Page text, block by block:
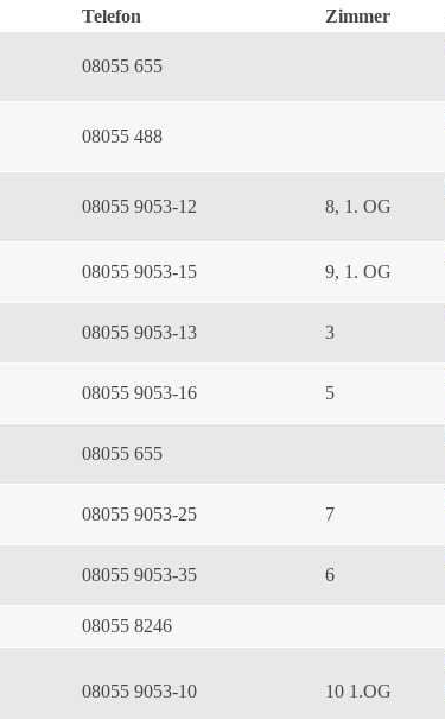
Telefon Zimmer
08055 655
08055 488
08055 9053-12 8, 1. OG
08055 9053-15 9, 1. OG
08055 9053-13 3
08055 9053-16 5
08055 655
08055 9053-25 7
08055 9053-35 6
08055 8246
08055 9053-10
10 1.OG